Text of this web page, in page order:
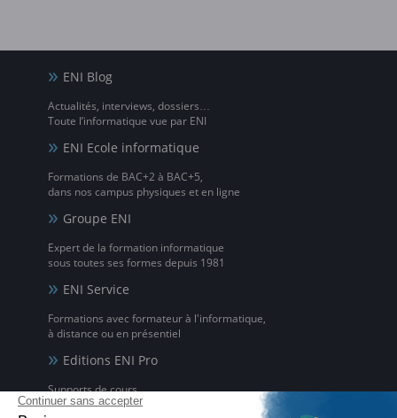
ENI Blog
Actualités, interviews, dossiers…
Toute l’informatique vue par ENI
ENI Ecole informatique
Formations de BAC+2 à BAC+5,
dans nos campus physiques et en ligne
Groupe ENI
Expert de la formation informatique
sous toutes ses formes depuis 1981
ENI Service
Formations avec formateur à l'informatique,
à distance ou en présentiel
Editions ENI Pro
Supports de cours
pour les organismes de formation